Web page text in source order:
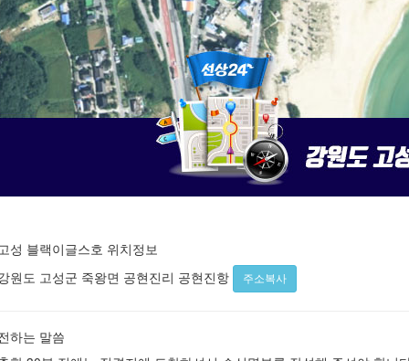
성 블랙이글스호 위치정보
원도 고성군 죽왕면 공현진리 공현진항
주소복사
하는 말씀